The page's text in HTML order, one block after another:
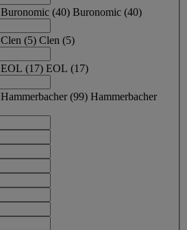
Buronomic (40) Buronomic (40)
Clen (5) Clen (5)
EOL (17) EOL (17)
Hammerbacher(99) Hammerbacher